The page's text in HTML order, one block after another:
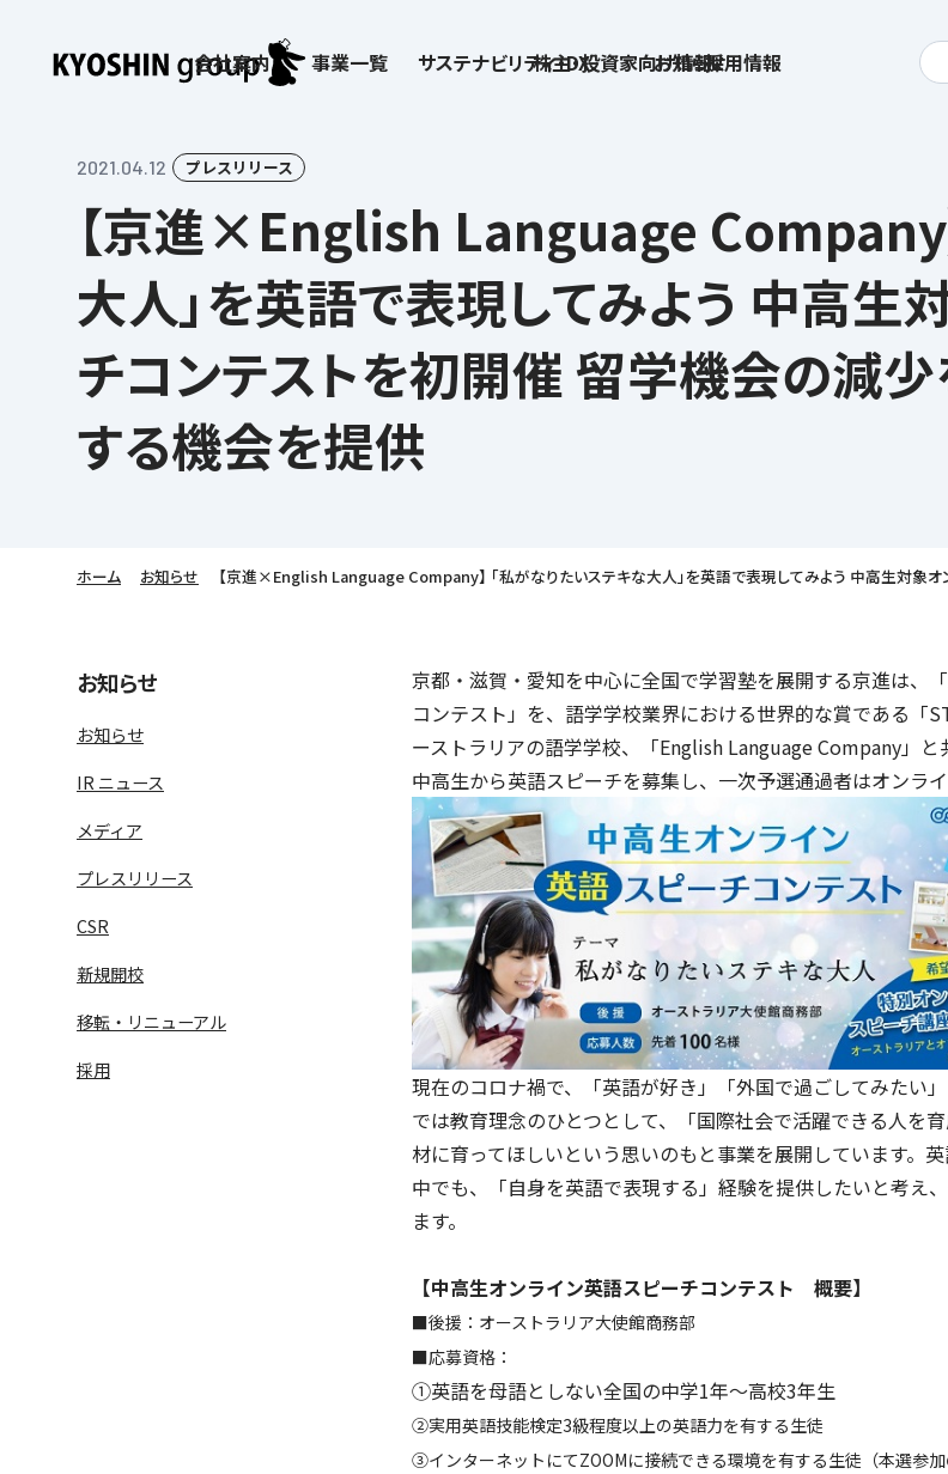
お知らせ
会社案内
会社案内
企業理念
教育理念
社長挨拶
会社概要／組織図
Company’s Profile
沿革
社歌
本社所在地
京進グループが目指す姿
子会社および関係会社
フランチャイズ事業
ソーシャルメディア公式アカウント
事業一覧
子どもたちの学びを支える
語学学習サービス一覧へ ライフキャリアサービス一覧へ
サステナビリティ・DX
サステナビリティ
お客さま満足度向上の取り組み
労働環境向上の取り組み
人材育成の取り組み
価値創造の取り組み
社会貢献活動
学びの成果
DX（デジタル変革）
DXビジョン・DX戦略
情報セキュリティ方針
安全と安心への取り組み
安全・安心にお通いいただ
メッセージアーカ
株主・投資家向け情報
株主・投資家向け情報
IR ニュース
株主・株式関連情報
よくあるご質問
株主・投資家の皆さまへ
ビジョン／経営方針
連結業績・財務
IRライブラリー
IRカレンダー
ディスクロージャーポリシー
免責事項
IRお問合せ
採用情報
採用情報
京進リクルートInstagram
新卒採用情報
新卒採用デジタルパンフレット
中途採用
講師（アルバイト）募集
保育士事業 採用
日本語教育事業 採用
介護事業 採用
2021.04.12 プレスリリース
【京進×English Language Company
大人」を英語で表現してみよう 中高生
チコンテストを初開催 留学機会の減
する機会を提供
ホーム お知らせ 【京進×English Language Company】 「私がなりたいステキな大人」を英語で表現してみよう 中高生対象
お知らせ
お知らせ
IR ニュース
メディア
プレスリリース
CSR
新規開校
移転・リニューアル
採用
京都・滋賀・愛知を中心に全国で学習塾を展開する京進は
コンテスト」を、語学学校業界における世界的な賞である「
ーストラリアの語学学校、「English Language Company」
中高生から英語スピーチを募集し、一次予選通過者はオンラ
現在のコロナ禍で、「英語が好き」「外国で過ごしてみたい
では教育理念のひとつとして、「国際社会で活躍できる人を
材に育ってほしいという思いのもと事業を展開しています。
中でも、「自身を英語で表現する」経験を提供したいと考え
ます。
【中高生オンライン英語スピーチコンテスト 概要】
■後援：オーストラリア大使館商務部
■応募資格：
①英語を母語としない全国の中学1年～高校3年生
②実用英語技能検定3級程度以上の英語力を有する生徒
③インターネットにてZOOMに接続できる環境を有する生徒（本選参加